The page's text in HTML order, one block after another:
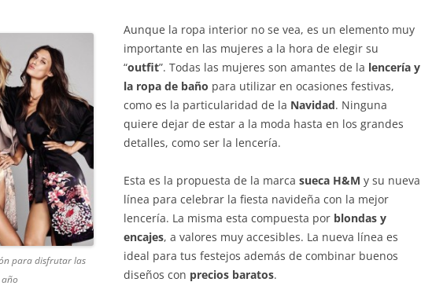
para disfrutar las
Aunque la ropa interior no se vea, es un elemento muy
importante en las mujeres a la hora de elegir su
“outfit”. Todas las mujeres son amantes de la lencería y
la ropa de baño para utilizar en ocasiones festivas,
como es la particularidad de la Navidad. Ninguna
quiere dejar de estar a la moda hasta en los grandes
detalles, como ser la lencería.
Esta es la propuesta de la marca sueca H&M y su nueva
línea para celebrar la fiesta navideña con la mejor
lencería. La misma esta compuesta por blondas y
encajes, a valores muy accesibles. La nueva línea es
ideal para tus festejos además de combinar buenos
diseños con precios baratos.